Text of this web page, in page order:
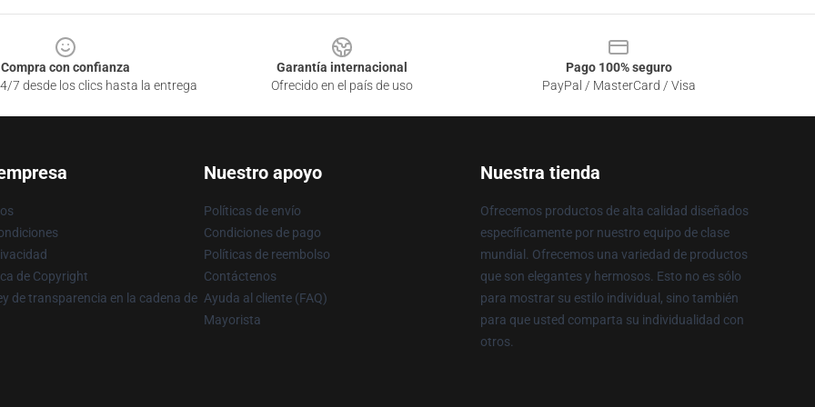
Compra con confianza
7 desde los clics hasta la entrega
Garantía internacional
Ofrecido en el país de uso
Pago 100% seguro
PayPal / MasterCard / Visa
de Copyright
de transparencia en la cadena de
Nuestro apoyo
Políticas de envío
Condiciones de pago
Políticas de reembolso
Contáctenos
Ayuda al cliente (FAQ)
Mayorista
Nuestra tienda
Ofrecemos productos de alta calidad diseñados
específicamente por nuestro equipo de clase
mundial. Ofrecemos una variedad de productos
que son elegantes y hermosos. Esto no es sólo
para mostrar su estilo individual, sino también
para que usted comparta su individualidad con
otros.